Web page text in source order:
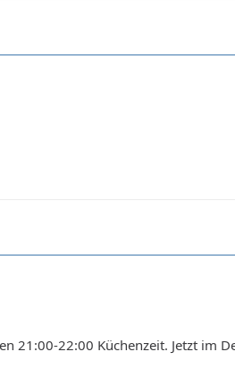
21:00-22:00 Küchenzeit. Jetzt im